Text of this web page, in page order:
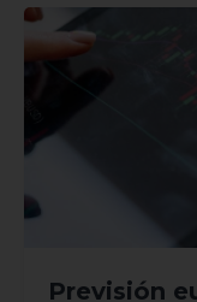
Previsión